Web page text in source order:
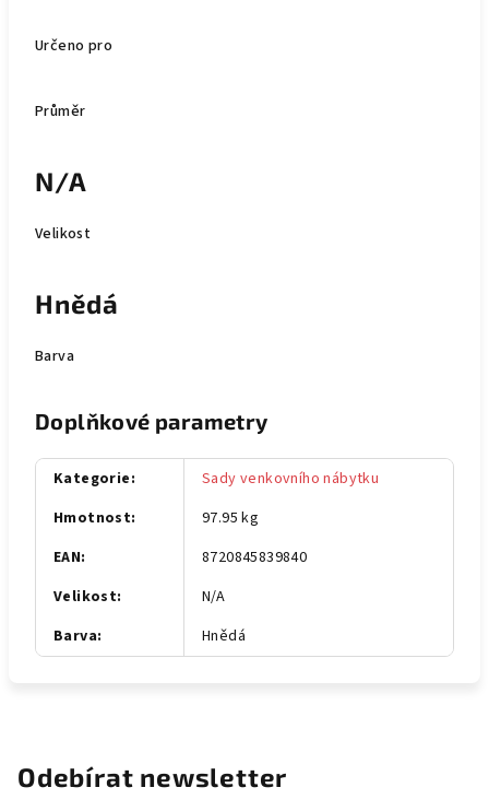
Určeno pro
Průměr
N/A
Velikost
Hnědá
Barva
Doplňkové parametry
Kategorie:
Sady venkovního nábytku
Hmotnost:
97.95 kg
EAN:
8720845839840
Velikost:
N/A
Barva: Hnědá
Odebírat newsletter